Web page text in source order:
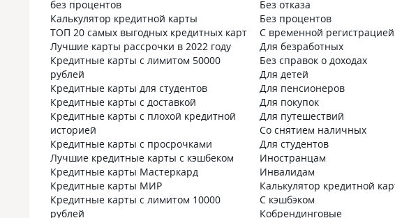
без процентов
Калькулятор кредитной карты
ТОП 20 самых выгодных кредитных карт
Лучшие карты рассрочки в 2022 году
Кредитные карты с лимитом 50000
рублей
Кредитные карты для студентов
Кредитные карты с доставкой
Кредитные карты с плохой кредитной
историей
Кредитные карты с просрочками
Лучшие кредитные карты с кэшбеком
Кредитные карты Мастеркард
Кредитные карты МИР
Кредитные карты с лимитом 10000
рублей
Без отказа
Без процентов
С временной регистрацией
Для безработных
Без справок о доходах
Для детей
Для пенсионеров
Для покупок
Для путешествий
Со снятием наличных
Для студентов
Иностранцам
Инвалидам
Калькулятор кредитной
С кэшбэком
Кобрендинговые